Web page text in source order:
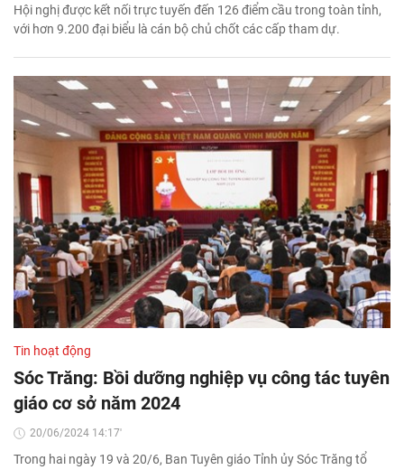
Hội nghị được kết nối trực tuyến đến 126 điểm cầu trong toàn tỉnh,
với hơn 9.200 đại biểu là cán bộ chủ chốt các cấp tham dự.
Tin hoạt động
Sóc Trăng: Bồi dưỡng nghiệp vụ công tác tuyên
giáo cơ sở năm 2024
20/06/2024 14:17'
Trong hai ngày 19 và 20/6, Ban Tuyên giáo Tỉnh ủy Sóc Trăng tổ